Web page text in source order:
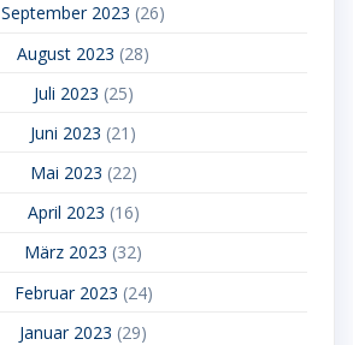
September 2023 (26)
August 2023 (28)
Juli 2023 (25)
Juni 2023 (21)
Mai 2023 (22)
April 2023 (16)
März 2023 (32)
Februar 2023 (24)
Januar 2023 (29)